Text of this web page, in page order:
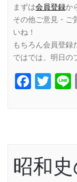
まずは会員登録か
その他ご意見・ご
いね！
もちろん会員登
ではでは、明日の
昭和史